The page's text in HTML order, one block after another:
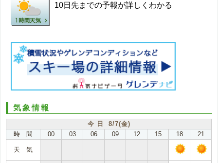
10日先までの予報が詳しくわかる
気象情報
今 日 8/7(金)
時 間
00 03 06 09 12 15 18 21
天 気